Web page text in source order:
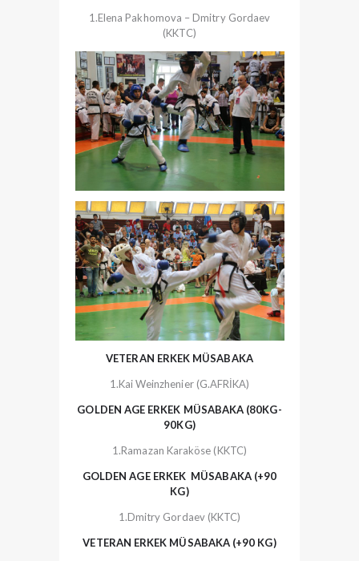
1.Elena Pakhomova – Dmitry Gordaev
(KKTC)
VETERAN ERKEK MÜSABAKA
1.Kai Weinzhenier (G.AFRİKA)
GOLDEN AGE ERKEK MÜSABAKA (80KG-
90KG)
1.Ramazan Karaköse (KKTC)
GOLDEN AGE ERKEK MÜSABAKA (+90
KG)
1.Dmitry Gordaev (KKTC)
VETERAN ERKEK MÜSABAKA (+90 KG)